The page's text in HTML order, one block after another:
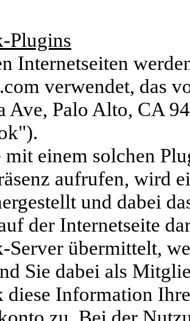
Plugins
Internetseiten
verwendet, das
Ave, Palo Alto, CA
mit einem solchen
aufrufen, wird
und dabei
der Internetseite
Server übermittelt,
Sie dabei als
diese Information